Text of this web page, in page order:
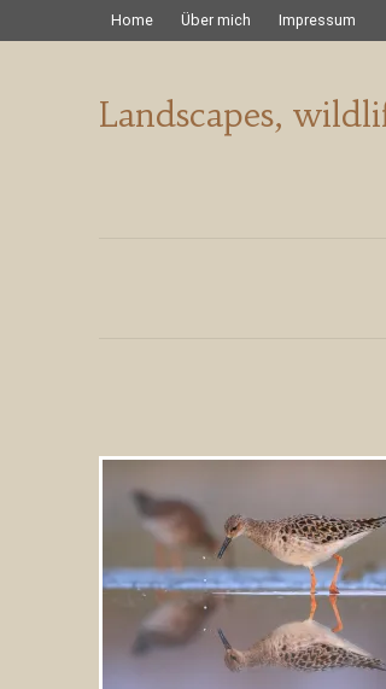
Home Über mich Impressum
Landscapes,